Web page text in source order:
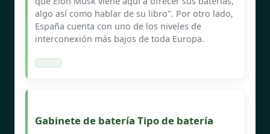
algo así como hablar de su libro". Por otro lado,
España cuenta con uno de los niveles de
interconexión más bajos de toda Europa.
Gabinete de batería Tipo de batería